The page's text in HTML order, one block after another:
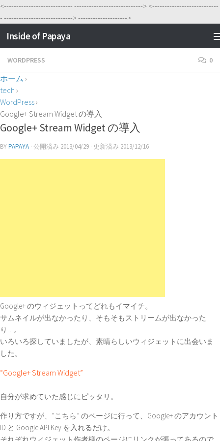
<---------------------------- ----------------------------> <---------------------------
- ---------------------------->-------------------->
Inside of Papaya
WORDPRESS 0
ホーム ›
tech ›
WordPress›
Google+ Stream Widget の導入
Google+ Stream Widget の導入
BYPAPAYA · 公開済み 2013/04/29 · 更新済み 2013/12/16
Google+ のウィジェットってどれもイマイチ。
サムネイルが出なかったり、そもそもストリームが出なかった
り…。
いろいろ探していましたが、素晴らしいウィジェットに出会いま
した。
“Google+ Stream Widget”
自分が求めていた感じにピッタリ。
作り方ですが、”こちら” のページに行って、Google+ のアカウント
ID と Google API Key を入れるだけ。